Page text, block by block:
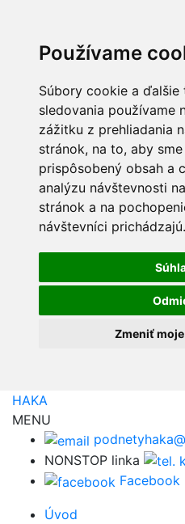
Používame
Súbory cookie a ďalšie
sledovania používame
zážitku z prehliadania
stránok, na to, aby
prispôsobený obsah a
analýzu návštevnosti
stránok a na
návštevníci prichádzajú.
Zmeniť
HAKA
MENU
NONSTOP linka
Facebook
Úvod